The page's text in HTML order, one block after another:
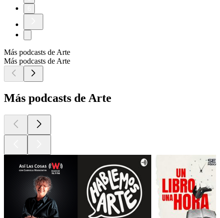
Más podcasts de Arte
Más podcasts de Arte
Más podcasts de Arte